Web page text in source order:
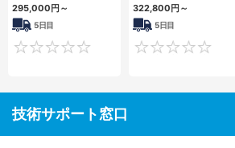
295,000円～
5日目
0
322,800円～
5日目
技術サポート窓口